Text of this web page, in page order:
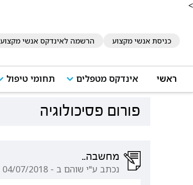
<
כניסת אנשי מקצוע הרשמה לאינדקס אנשי מקצוע
ראשי אינדקס מטפלים תחומי טיפול
פורום פסיכולוגיה
מחשבה..
נכתב ע"י שוהם ב - 04/07/2018 00:58:16